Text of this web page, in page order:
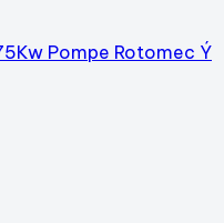
Pompe Rotomec Ý